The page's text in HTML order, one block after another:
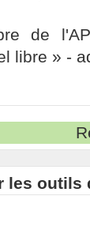
de
libre » -
les outils